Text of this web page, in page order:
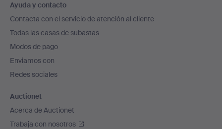
en
el
pie
de
página
Ayuda y contacto
Contacta con el servicio de atención al cliente
Todas las casas de subastas
Modos de pago
Enviamos con
Redes sociales
Auctionet
Acerca de Auctionet
Trabaja con nosotros